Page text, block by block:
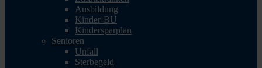
Ausbildung
Kinder-BU
Kindersparplan
Senioren
Unfall
Sterbegeld